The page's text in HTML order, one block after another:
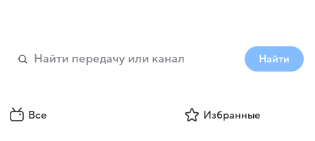
Найти
Все Избранные